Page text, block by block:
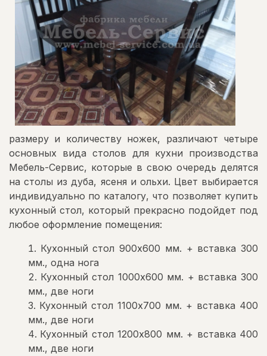
размеру и количеству ножек, различают четыре
основных вида столов для кухни производства
Мебель-Сервис, которые в свою очередь делятся
на столы из дуба, ясеня и ольхи. Цвет выбирается
индивидуально по каталогу, что позволяет купить
кухонный стол, который прекрасно подойдет под
любое оформление помещения:
Кухонный стол 900х600 мм. + вставка 300
мм., одна нога
Кухонный стол 1000х600 мм. + вставка 300
мм., две ноги
Кухонный стол 1100х700 мм. + вставка 400
мм., две ноги
Кухонный стол 1200х800 мм. + вставка 400
мм., две ноги